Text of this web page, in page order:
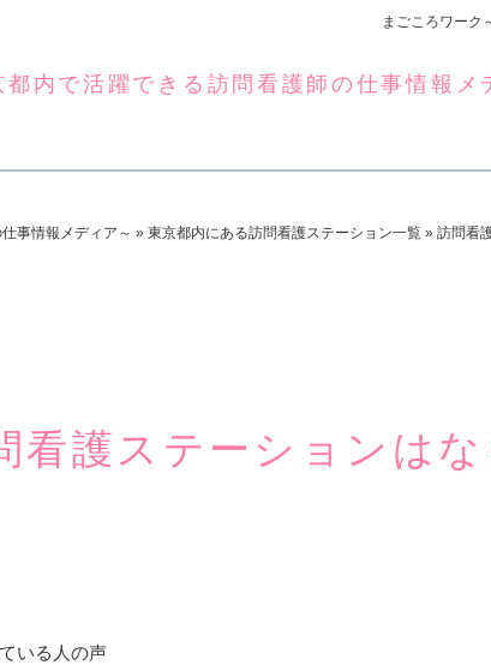
まごころワーク
都内で活躍できる訪問看護師の仕事情報メ
事情報メディア～ » 東京都内にある訪問看護ステーション一覧 » 訪問看
看護ステーションはな
いる人の声